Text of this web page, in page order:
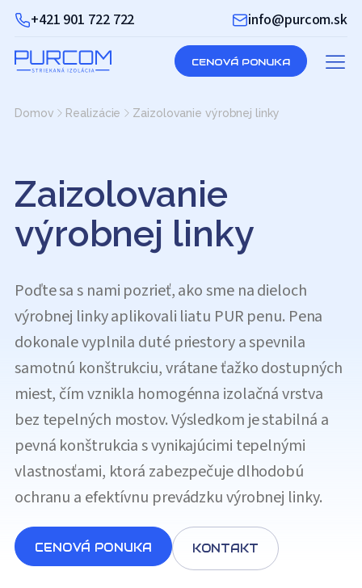
+421 901 722 722 info@purcom.sk
CENOVÁ PONUKA
Domov Realizácie Zaizolovanie výrobnej linky
Zaizolovanie
výrobnej linky
Poďte sa s nami pozrieť, ako sme na dieloch
výrobnej linky aplikovali liatu PUR penu. Pena
dokonale vyplnila duté priestory a spevnila
samotnú konštrukciu, vrátane ťažko dostupných
miest, čím vznikla homogénna izolačná vrstva
bez tepelných mostov. Výsledkom je stabilná a
pevná konštrukcia s vynikajúcimi tepelnými
vlastnosťami, ktorá zabezpečuje dlhodobú
ochranu a efektívnu prevádzku výrobnej linky.
CENOVÁ PONUKA KONTAKT